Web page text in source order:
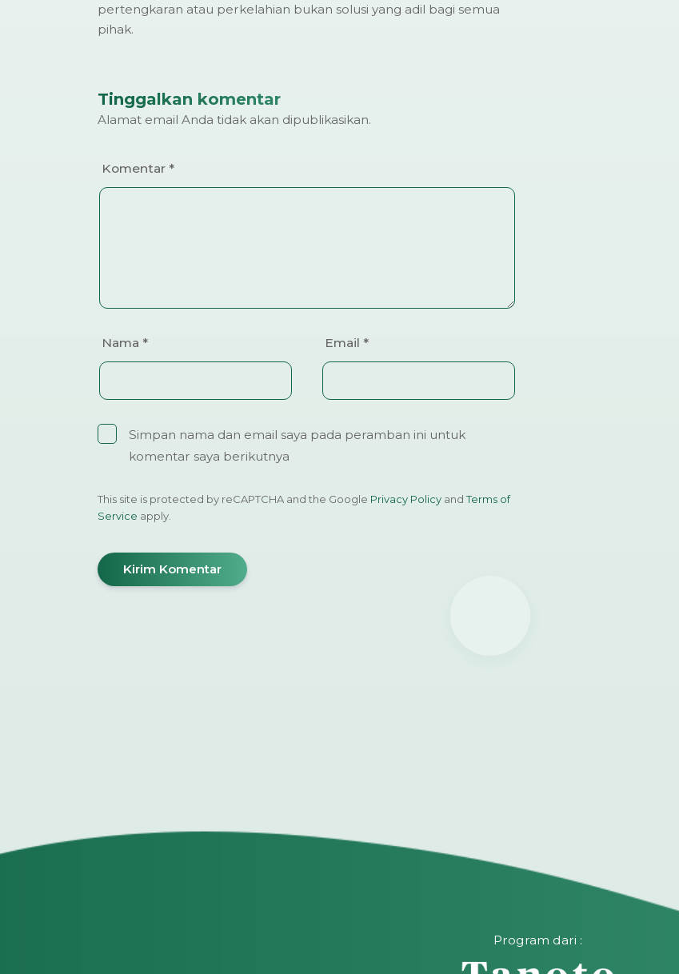
pertengkaran atau perkelahian bukan solusi yang adil bagi semua
pihak.
Tinggalkan komentar
Alamat email Anda tidak akan dipublikasikan.
Komentar *
Nama * Email *
Simpan nama dan email saya pada peramban ini untuk
komentar saya berikutnya
This site is protected by reCAPTCHA and the Google Privacy Policy andTerms of
Service apply.
Program dari :